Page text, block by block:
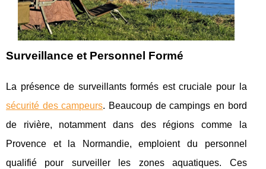
Surveillance et Personnel Formé
La présence de surveillants formés est cruciale pour la
sécurité des campeurs. Beaucoup de campings en bord
de rivière, notamment dans des régions comme la
Provence et la Normandie, emploient du personnel
qualifié pour surveiller les zones aquatiques. Ces